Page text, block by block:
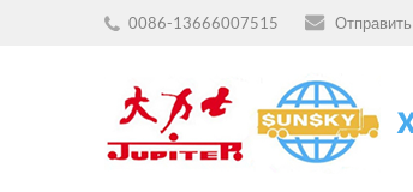
0086-13666007515